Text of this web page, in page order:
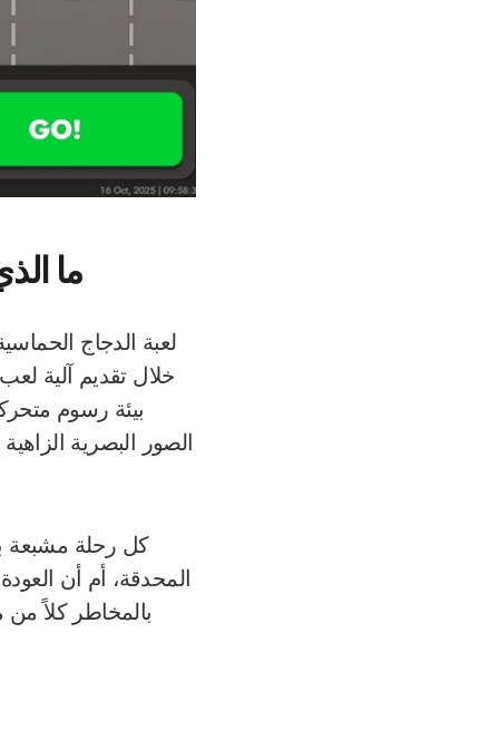
ما
لعبة الدجاج
خلال تقديم آلية
بيئة رسوم
الصور البصرية
كل رحلة مشبعة
المحدقة، أم أن
بالمخاطر كلاً